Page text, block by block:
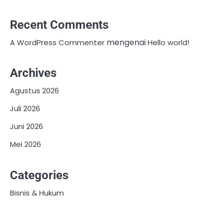
Recent Comments
A WordPress Commenter mengenaiHello world!
Archives
Agustus 2026
Juli 2026
Juni 2026
Mei 2026
Categories
Bisnis & Hukum